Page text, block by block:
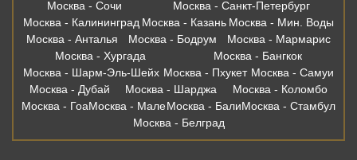
Москва - Сочи
Москва - Санкт-Петербург
Москва - Калининград Москва - Казань Москва - Мин. Воды
Москва - Анталья
Москва - Бодрум
Москва - Мармарис
Москва - Хургада
Москва - Бангкок
Москва - Шарм-Эль-Шейх Москва - Пхукет Москва - Самуи
Москва - Дубай
Москва - Шарджа
Москва - Коломбо
Москва - ГоаМосква - МалеМосква - БалиМосква - Стамбул
Москва - Белград